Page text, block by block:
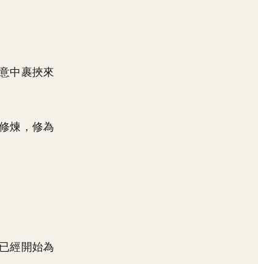
中裹挾來
煉，修為
經開始為